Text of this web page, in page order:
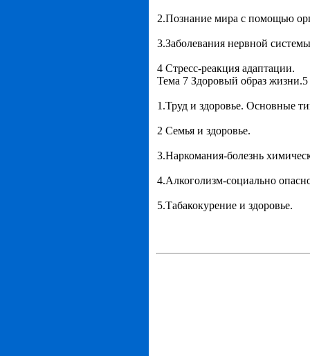
2.Познание мира с помощью
3.Заболевания нервной
4 Стресс-реакция адаптации.
Тема 7 Здоровый образ жизни.5
1.Труд и здоровье. Основные
2 Семья и здоровье.
3.Наркомания-болезнь
4.Алкоголизм-социально
5.Табакокурение и здоровье.